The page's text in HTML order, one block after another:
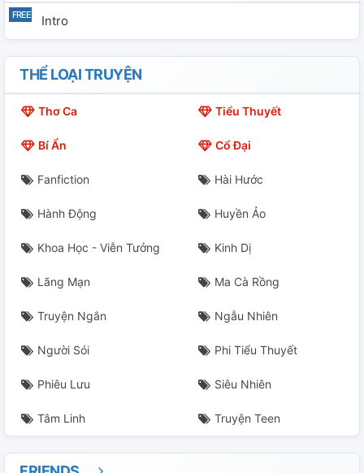
Intro
THỂ LOẠI TRUYỆN
Thơ Ca Tiểu Thuyết
Bí Ẩn Cổ Đại
Fanfiction Hài Hước
Hành Động Huyền Ảo
Khoa Học - Viễn Tưởng Kinh Dị
Lãng Mạn Ma Cà Rồng
Truyện Ngắn Ngẫu Nhiên
Người Sói Phi Tiểu Thuyết
Phiêu Lưu Siêu Nhiên
Tâm Linh Truyện Teen